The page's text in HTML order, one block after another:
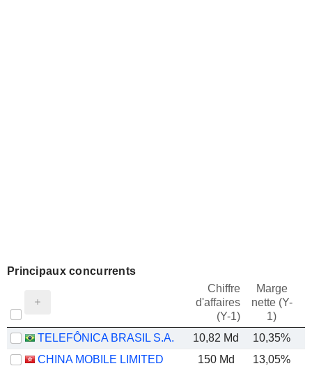
Principaux concurrents
Chiffre
d'affaires
(Y-1)
Marge
nette (Y-
1)
TELEFÔNICA BRASIL S.A. 10,82 Md 10,35%
CHINA MOBILE LIMITED
150 Md 13,05%